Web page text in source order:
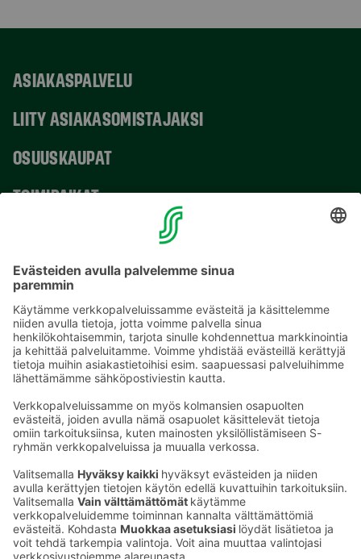
ASIAKASPALVELU
LIITY ASIAKASOMISTAJAKSI
OSUUSKAUPAT
TOIMIPAIKAT
Sähköpostiosoitteet S-ryhmässä ovat muotoa
etunimi.sukunimi@sok.fi
Seuraa meitä: